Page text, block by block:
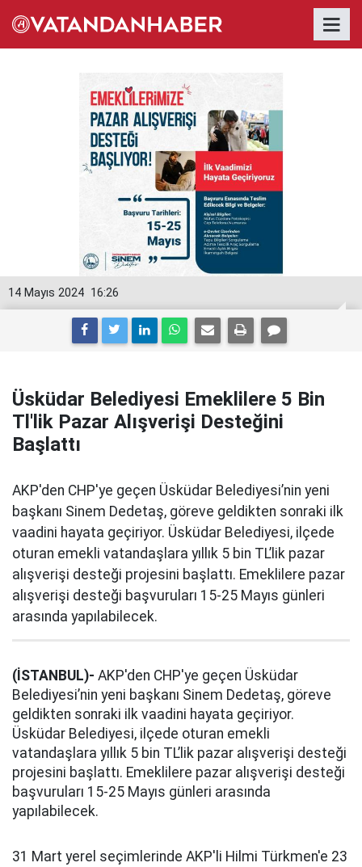
16:26
14 Mayıs 2024
Üsküdar Belediyesi Emeklilere 5 Bin
Tl'lik Pazar Alışverişi Desteğini
Başlattı
AKP'den CHP'ye geçen Üsküdar Belediyesi’nin yeni
başkanı Sinem Dedetaş, göreve geldikten sonraki ilk
vaadini hayata geçiriyor. Üsküdar Belediyesi, ilçede
oturan emekli vatandaşlara yıllık 5 bin TL’lik pazar
alışverişi desteği projesini başlattı. Emeklilere pazar
alışverişi desteği başvuruları 15-25 Mayıs günleri
arasında yapılabilecek.
(İSTANBUL)- AKP'den CHP'ye geçen Üsküdar
Belediyesi’nin yeni başkanı Sinem Dedetaş, göreve
geldikten sonraki ilk vaadini hayata geçiriyor.
Üsküdar Belediyesi, ilçede oturan emekli
vatandaşlara yıllık 5 bin TL’lik pazar alışverişi desteği
projesini başlattı. Emeklilere pazar alışverişi desteği
başvuruları 15-25 Mayıs günleri arasında
yapılabilecek.
31 Mart yerel seçimlerinde AKP'li Hilmi Türkmen'e 23